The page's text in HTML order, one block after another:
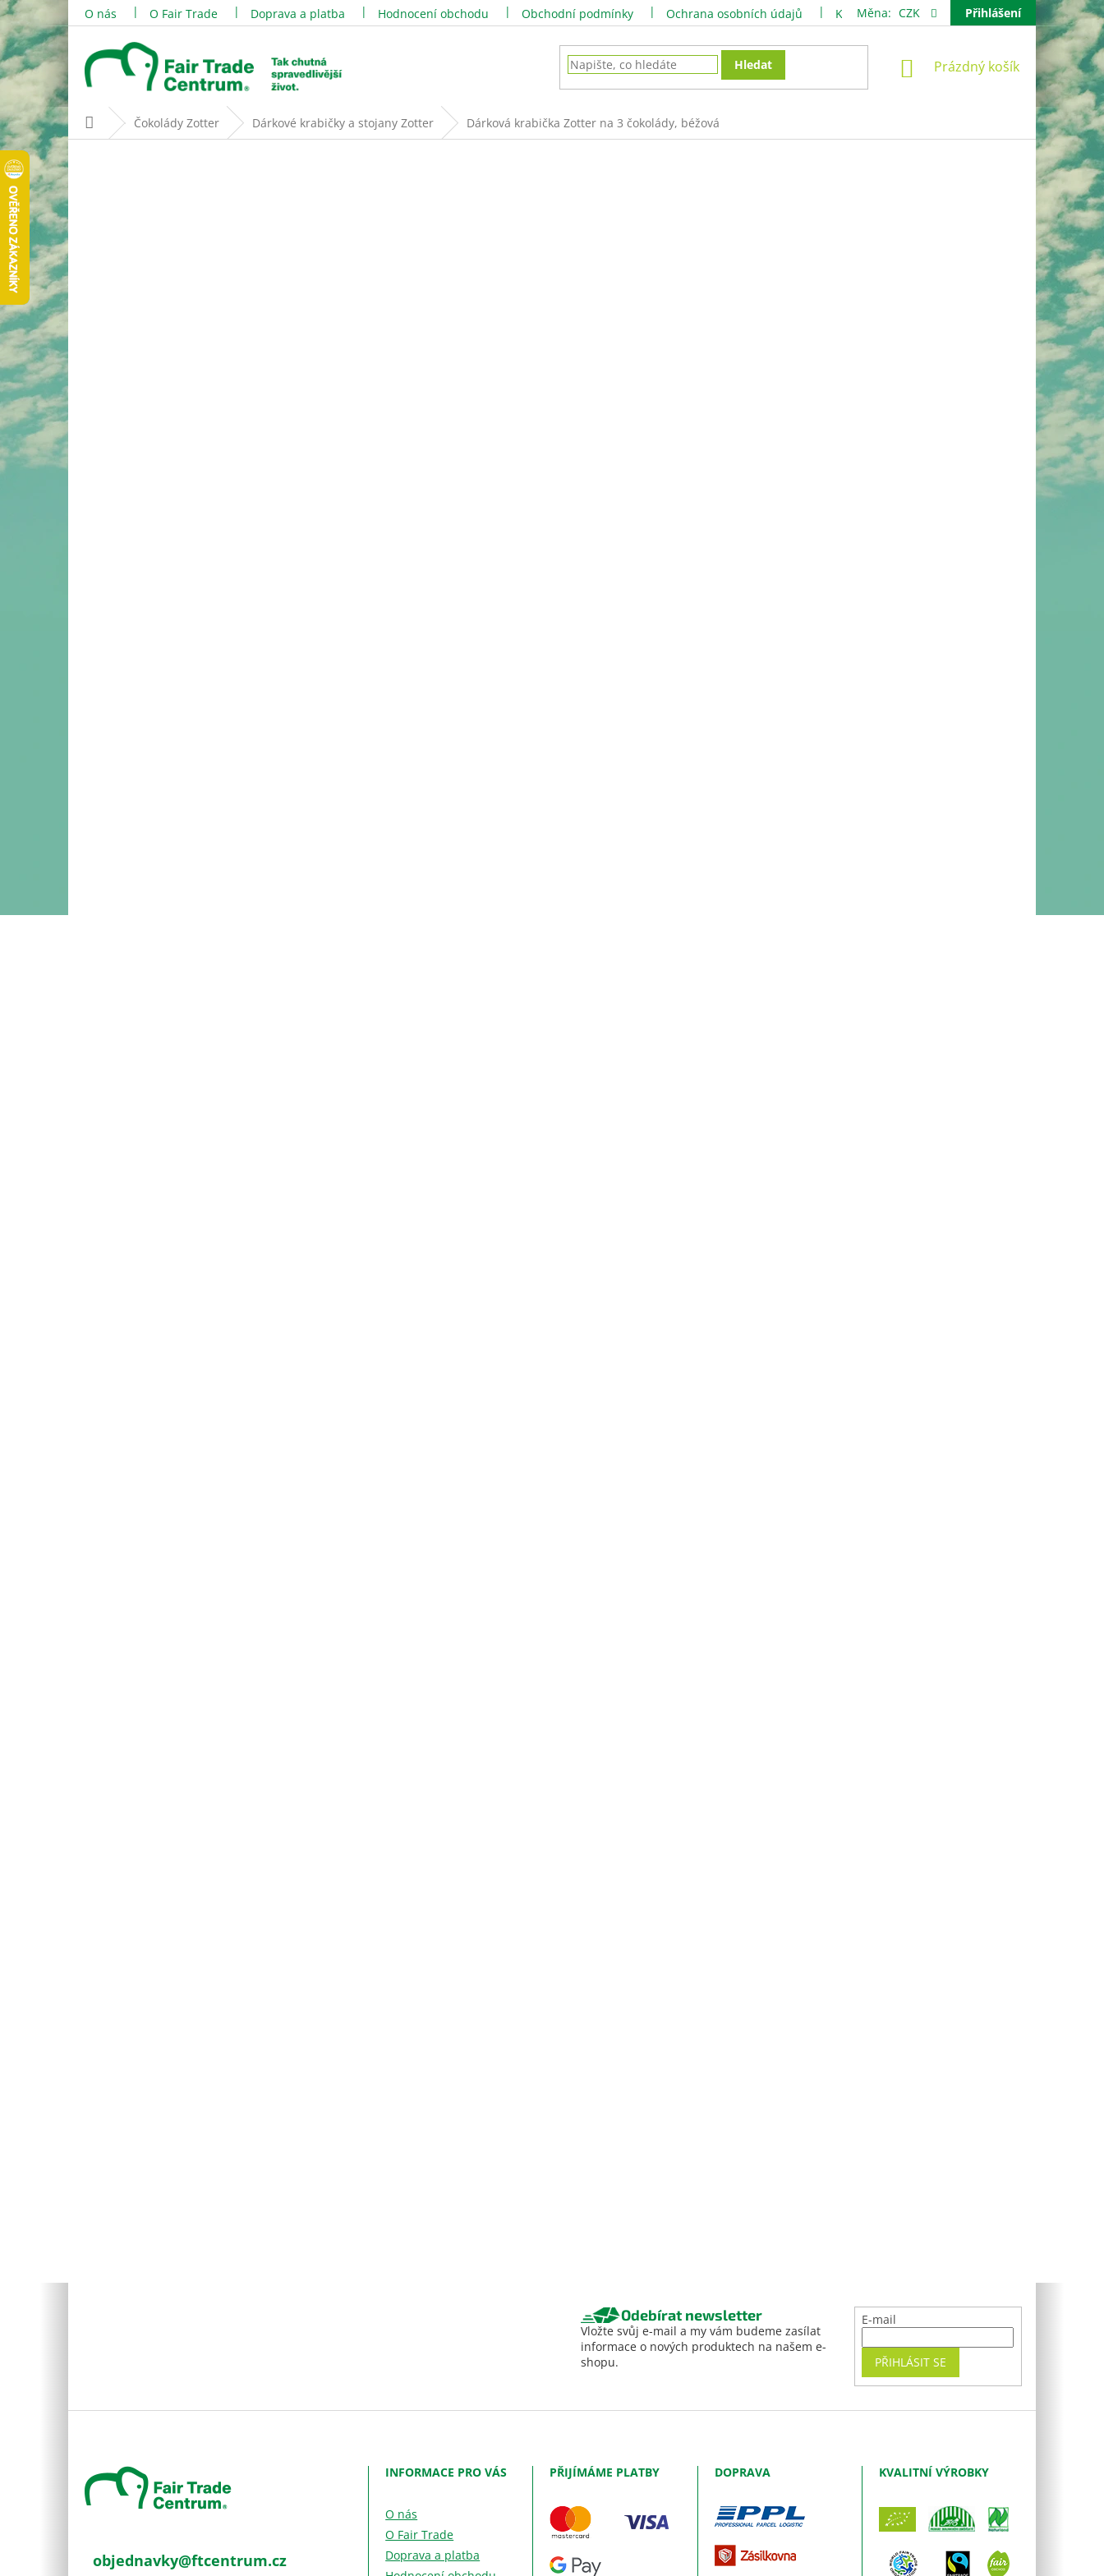
Přejít
na
obsah
O nás O Fair Trade Doprava a platba Hodnocení obchodu Obchodní podmínky Ochrana osobních údajů Kontakty
Měna: CZK Přihlášení
Hledat
NÁKUPNÍ
Prázdný košík
Domů Čokolády Zotter Dárkové krabičky a stojany Zotter Dárková krabička Zotter na 3 čokolády, béžová
Odebírat newsletter
Vložte svůj e-mail a my vám budeme zasílat
informace o nových produktech na našem e-
shopu.
E-mail
PŘIHLÁSIT SE
objednavky@ftcentrum.cz
INFORMACE PRO VÁS
O nás
O Fair Trade
Doprava a platba
PŘIJÍMÁME PLATBY DOPRAVA KVALITNÍ VÝROBKY